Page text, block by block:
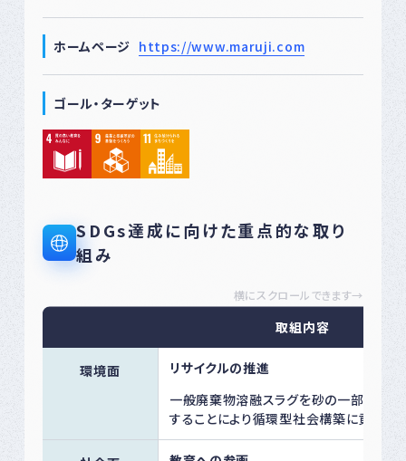
ホームページ https://www.maruji.com
ゴール・ターゲット
SDGs達成に向けた重点的な取り
組み
横にスクロールできます→
取組内容
環境面
リサイクルの推進
一般廃棄物溶融スラグを砂の一部にリサ
することにより循環型社会構築に貢献しま